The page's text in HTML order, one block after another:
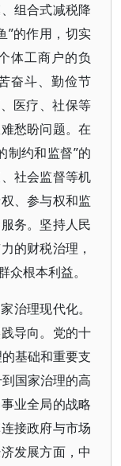
组合式减税降
”的作用，切实
体工商户的负
奋斗、勤俭节
医疗、社保等
愁盼问题。在
制约和监督”的
社会监督等机
、参与权和监
务。坚持人民
的财税治理，
根本利益。
治理现代化。
导向。党的十
基础和重要支
国家治理的高
业全局的战略
接政府与市场
发展方面，中